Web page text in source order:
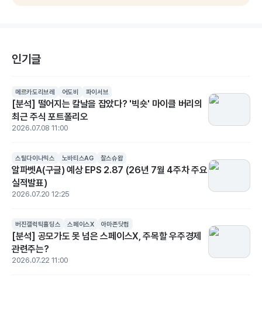
인기글
메르카도리브레 어도비 파이서브
[분석] 떨어지는 칼날을 잡았다? '빅숏' 마이클 버리의
최근 주식 포트폴리오
2026.07.08 11:00
스틸다이나믹스 노바티스AG 찰스슈왑
알파벳A(구글) 예상 EPS 2.87 (26년 7월 4주차 주요
실적발표)
2026.07.20 12:25
버진갤럭틱홀딩스 스페이스X 아마존닷컴
[분석] 공모가도 못 넘은 스페이스X, 주목할 우주경제
관련주는?
2026.07.22 11:00